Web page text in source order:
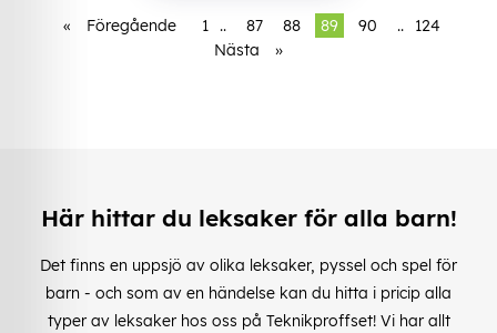
« Föregående 1 .. 87 88 89 90 ..
124
Nästa
»
Här hittar du leksaker för alla barn!
Det finns en uppsjö av olika leksaker, pyssel och spel för
barn - och som av en händelse kan du hitta i pricip alla
typer av leksaker hos oss på Teknikproffset! Vi har allt